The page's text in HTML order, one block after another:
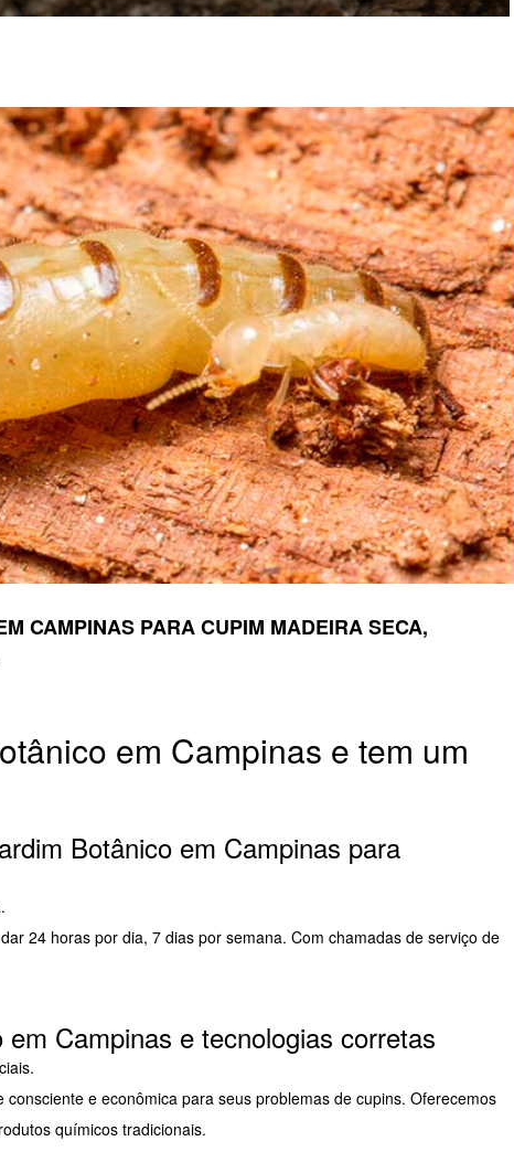
CAMPINAS PARA CUPIM MADEIRA SECA,
em Campinas e tem um
Botânico em Campinas para
24 horas por dia, 7 dias por semana. Com chamadas de serviço de
Campinas e tecnologias corretas
e econômica para seus problemas de cupins. Oferecemos
químicos tradicionais.